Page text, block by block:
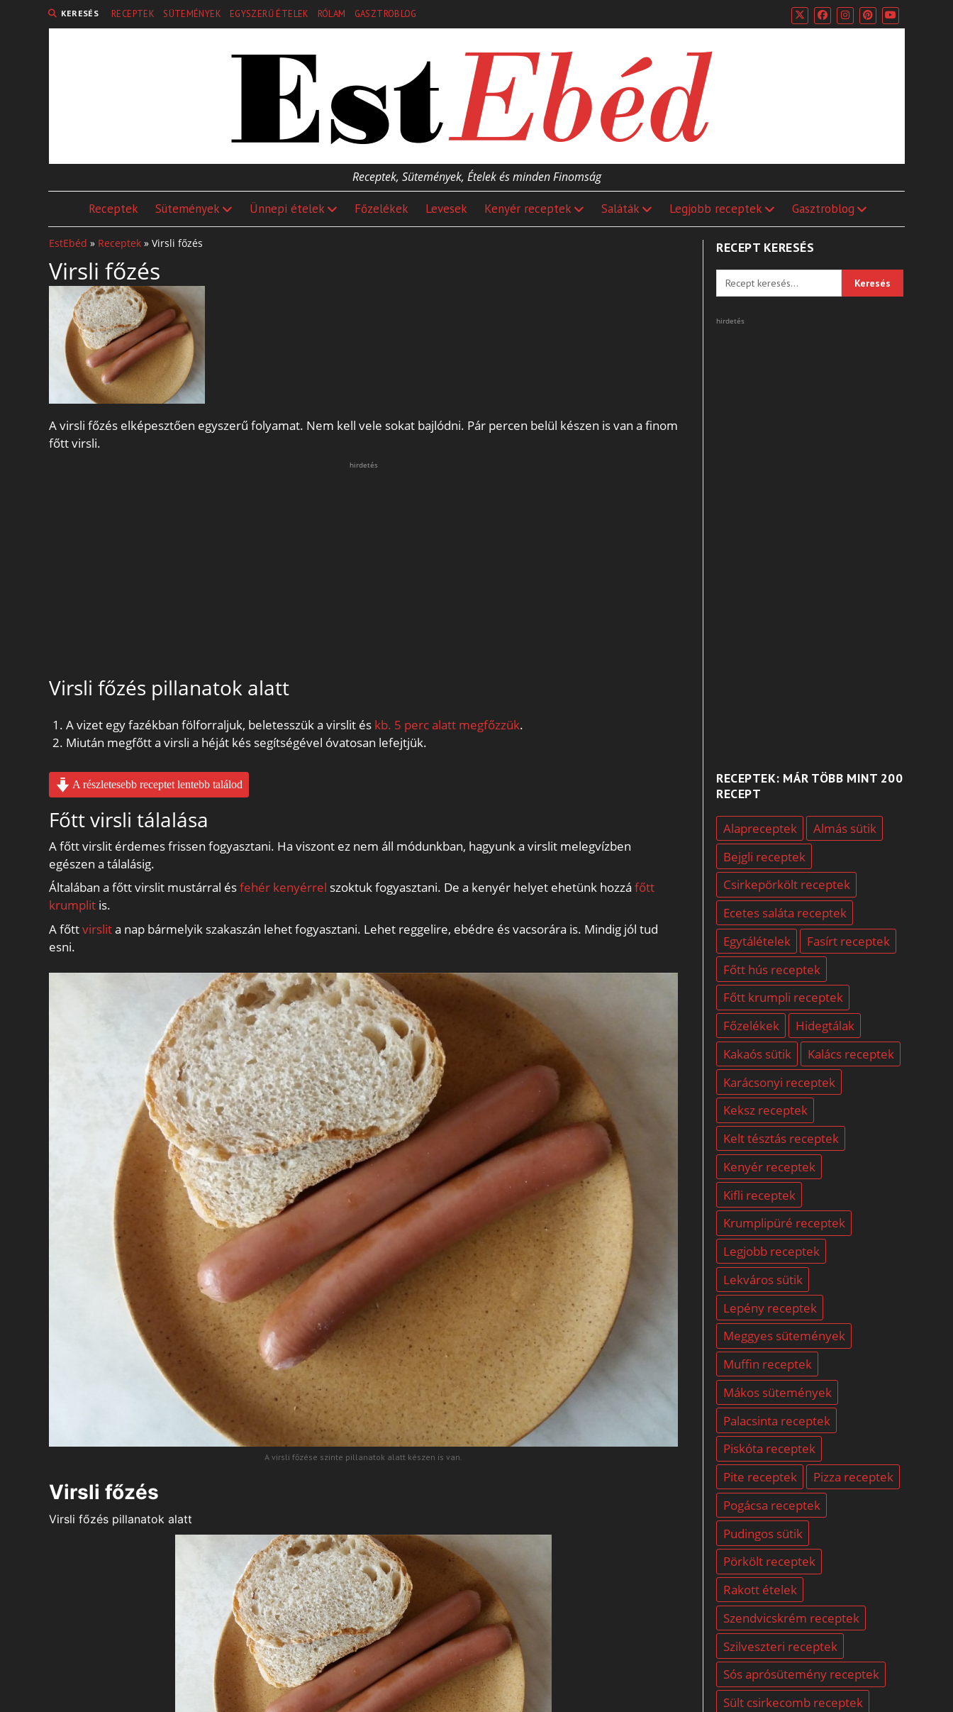
KERESÉS RECEPTEK SÜTEMÉNYEK EGYSZERŰ ÉTELEK RÓLAM GASZTROBLOG
Receptek, Sütemények, Ételek és minden Finomság
Receptek Sütemények Ünnepi ételek Főzelékek Levesek Kenyér receptek Saláták Legjobb receptek Gasztroblog
EstEbéd » Receptek» Virsli főzés
Virsli főzés
A virsli főzés elképesztően egyszerű folyamat. Nem kell vele sokat bajlódni. Pár percen belül készen is van a finom
főtt virsli.
hirdetés
Virsli főzés pillanatok alatt
A vizet egy fazékban fölforraljuk, beletesszük a virslit és kb. 5 perc alatt megfőzzük.
Miután megfőtt a virsli a héját kés segítségével óvatosan lefejtjük.
A részletesebb receptet lentebb találod
Főtt virsli tálalása
A főtt virslit érdemes frissen fogyasztani. Ha viszont ez nem áll módunkban, hagyunk a virslit melegvízben
egészen a tálalásig.
Általában a főtt virslit mustárral ésfehér kenyérrel szoktuk fogyasztani. De a kenyér helyet ehetünk hozzá főtt
krumplitis.
A főttvirslita nap bármelyik szakaszán lehet fogyasztani. Lehet reggelire, ebédre és vacsorára is. Mindig jól tud
esni.
A virsli főzése szinte pillanatok alatt készen is van.
Virsli főzés
Virsli főzés pillanatok alatt
RECEPT KERESÉS
hirdetés
RECEPTEK: MÁR TÖBB MINT 200
RECEPT
Alapreceptek
Almás sütik
Bejgli receptek
Csirkepörkölt receptek
Ecetes saláta receptek
Egytálételek
Fasírt receptek
Főtt hús receptek
Főtt krumpli receptek
Főzelékek
Hidegtálak
Kakaós sütik
Kalács receptek
Karácsonyi receptek
Keksz receptek
Kelt tésztás receptek
Kenyér receptek
Kifli receptek
Krumplipüré receptek
Legjobb receptek
Lekváros sütik
Lepény receptek
Meggyes sütemények
Muffin receptek
Mákos sütemények
Palacsinta receptek
Piskóta receptek
Pite receptek
Pizza receptek
Pogácsa receptek
Pudingos sütik
Pörkölt receptek
Rakott ételek
Szendvicskrém receptek
Szilveszteri receptek
Sós aprósütemény receptek
Sült csirkecomb receptek